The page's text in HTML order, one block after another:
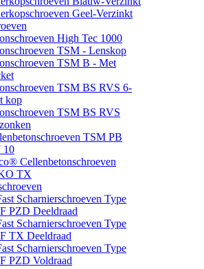
Geel-Verzinkt
High Tec 1000
TSM - Lenskop
TSM B - Met
TSM BS RVS 6-
kop
TSM BS RVS
TSM PB
10
Cellenbetonschroeven
TX
Scharnierschroeven Type
PZD Deeldraad
Scharnierschroeven Type
TX Deeldraad
Scharnierschroeven Type
PZD Voldraad